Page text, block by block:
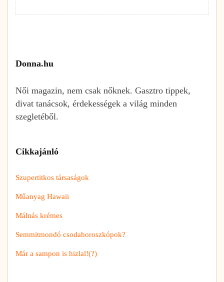
Donna.hu
Női magazin, nem csak nőknek. Gasztro tippek,
divat tanácsok, érdekességek a világ minden
szegletéből.
Cikkajánló
Szupertitkos társaságok
Műanyag Hawaii
Málnás krémes
Semmitmondó csodahoroszkópok?
Már a sampon is hizlal!(?)